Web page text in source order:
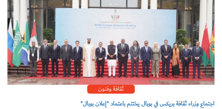
ثقافة وفنون
اجتماع وزراء ثقافة بريكس في بوبال يختتم باعتماد "إعلان بوبال"